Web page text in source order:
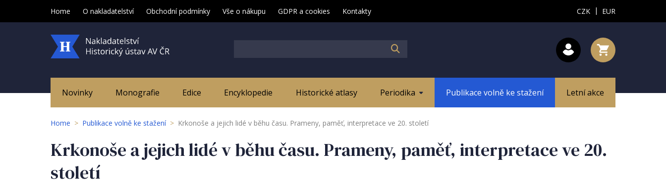
Home O nakladatelství Obchodní podmínky Vše o nákupu GDPR a cookies Kontakty CZK | EUR
Novinky Monografie Edice Encyklopedie Historické atlasy Periodika Publikace volně ke stažení Letní akce
Home > Publikace volně ke stažení > Krkonoše a jejich lidé v běhu času. Prameny, paměť, interpretace ve 20. století
Krkonoše a jejich lidé v běhu času. Prameny, paměť, interpretace ve 20.
století